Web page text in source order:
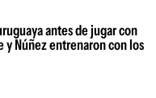
antes de jugar con
y Núñez entrenaron con los